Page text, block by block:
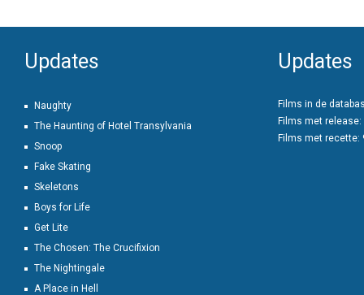
Updates
Naughty
The Haunting of Hotel Transylvania
Snoop
Fake Skating
Skeletons
Boys for Life
Get Lite
The Chosen: The Crucifixion
The Nightingale
A Place in Hell
Updates
Films in de
Films met release:
Films met recette: